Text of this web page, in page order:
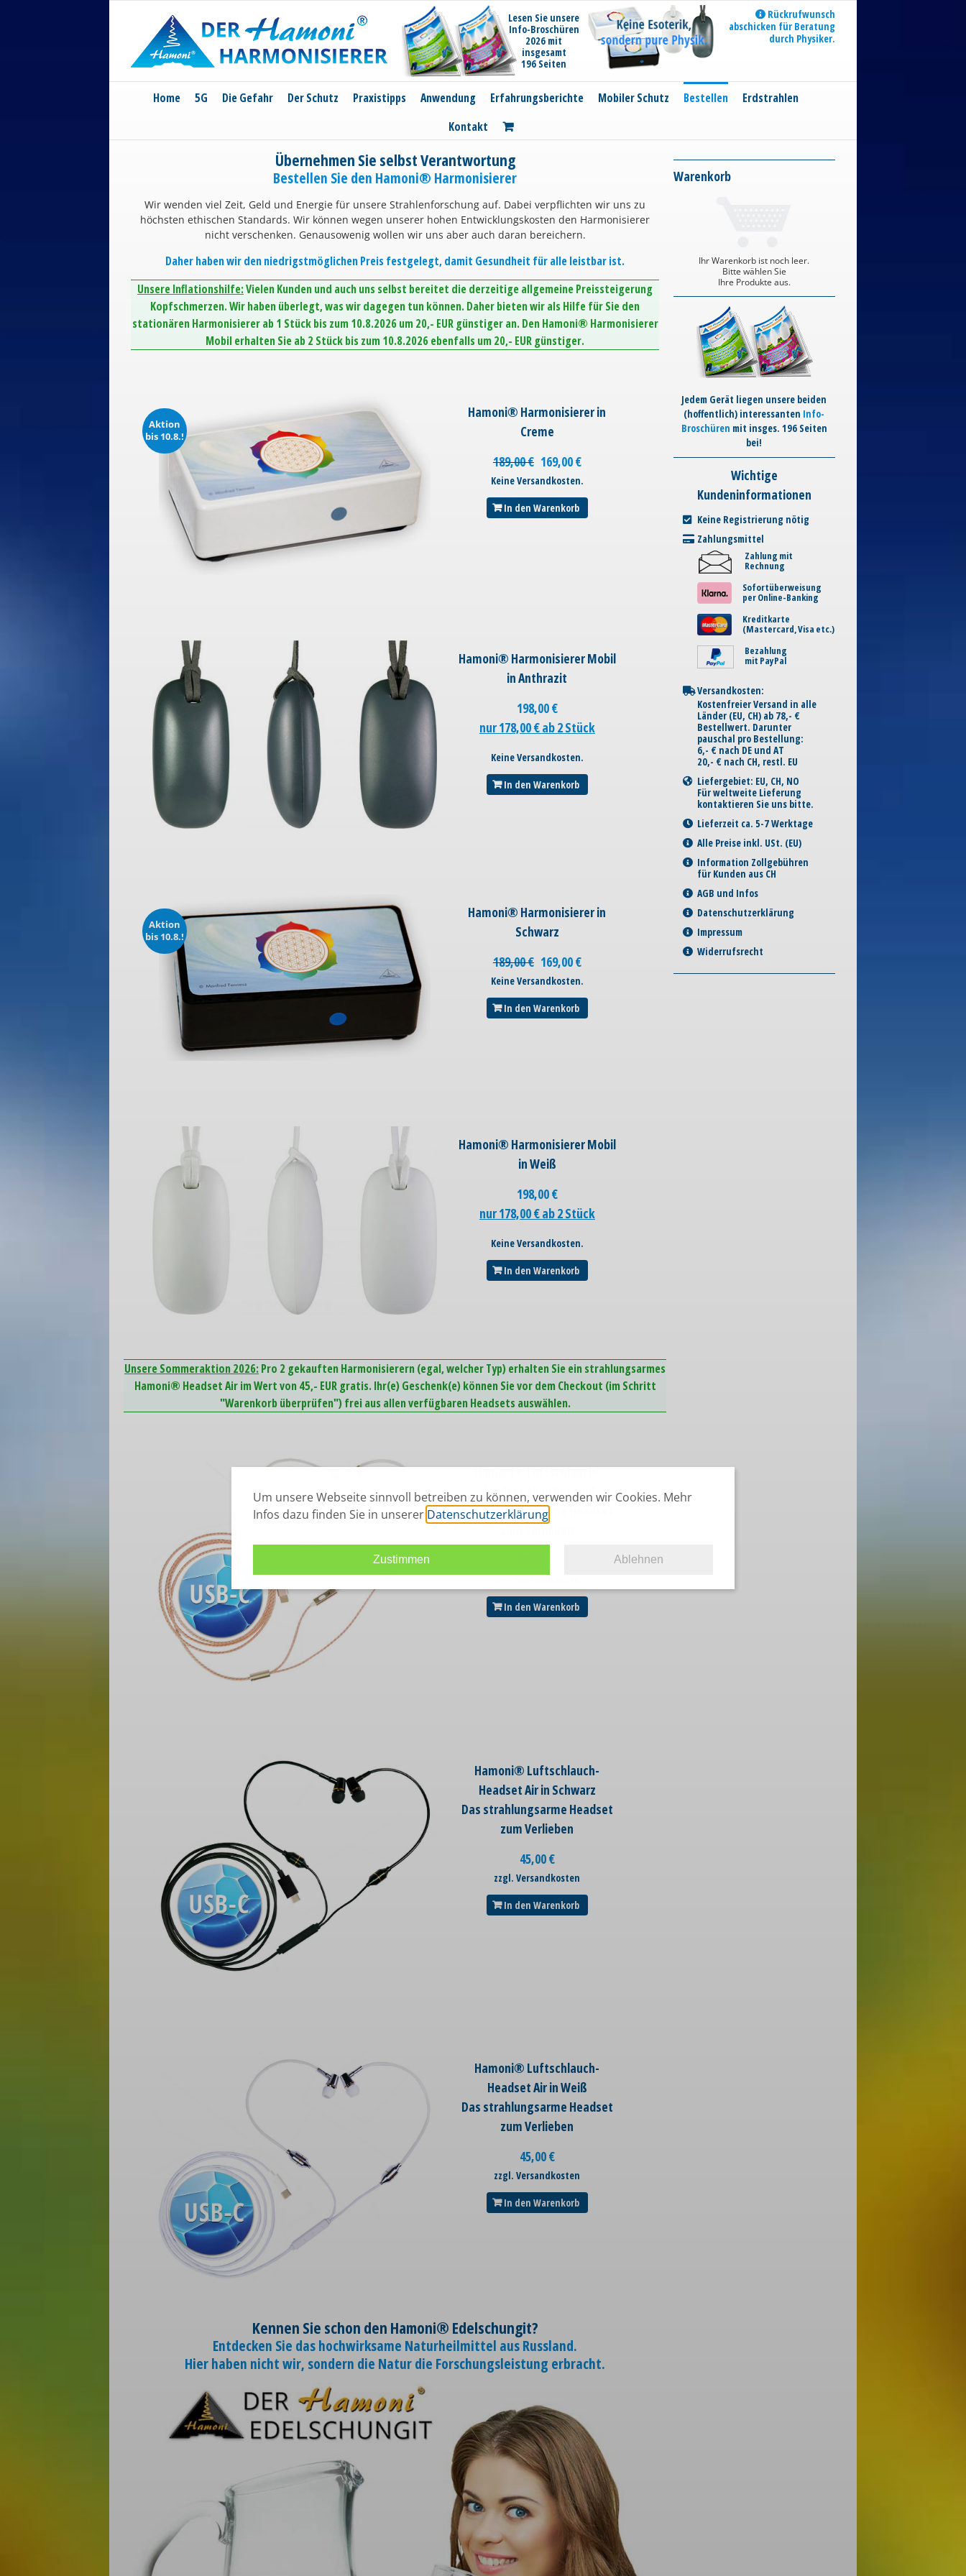
Lesen Sie unsere
Info-Broschüren
2026 mit
insgesamt
196 Seiten
Rückrufwunsch
abschicken für Beratung
durch Physiker.
Home 5G Die Gefahr Der Schutz Praxistipps Anwendung Erfahrungsberichte Mobiler Schutz Bestellen
Erdstrahlen
Kontakt
Übernehmen Sie selbst Verantwortung
Bestellen Sie den Hamoni® Harmonisierer
Wir wenden viel Zeit, Geld und Energie für unsere Strahlenforschung auf. Dabei verpflichten wir uns zu
höchsten ethischen Standards. Wir können wegen unserer hohen Entwicklungskosten den Harmonisierer
nicht verschenken. Genausowenig wollen wir uns aber auch daran bereichern.
Daher haben wir den niedrigstmöglichen Preis festgelegt, damit Gesundheit für alle leistbar ist.
Unsere Inflationshilfe:Vielen Kunden und auch uns selbst bereitet die derzeitige allgemeine Preissteigerung
Kopfschmerzen. Wir haben überlegt, was wir dagegen tun können. Daher bieten wir als Hilfe für Sie den
stationären Harmonisierer ab 1 Stück bis zum 10.8.2026 um 20,- EUR günstiger an. Den Hamoni® Harmonisierer
Mobil erhalten Sie ab 2 Stück bis zum 10.8.2026 ebenfalls um 20,- EUR günstiger.
Aktion
bis 10.8.!
Hamoni® Harmonisierer in
Creme
189,00€ 169,00€
Keine Versandkosten.
In den Warenkorb
Hamoni® Harmonisierer Mobil
in Anthrazit
198,00€
nur 178,00 € ab 2 Stück
Keine Versandkosten.
In den Warenkorb
Aktion
bis 10.8.!
Hamoni® Harmonisierer in
Schwarz
189,00€ 169,00€
Keine Versandkosten.
In den Warenkorb
Hamoni® Harmonisierer Mobil
in Weiß
198,00€
nur 178,00 € ab 2 Stück
Keine Versandkosten.
In den Warenkorb
Unsere Sommeraktion 2026: Pro 2 gekauften Harmonisierern (egal, welcher Typ) erhalten Sie ein strahlungsarmes
Hamoni® Headset Air im Wert von 45,- EUR gratis. Ihr(e) Geschenk(e) können Sie vor dem Checkout (im Schritt
"Warenkorb überprüfen") frei aus allen verfügbaren Headsets auswählen.
Hamoni® Luftschlauch-
Headset Air in Rotgold
Das strahlungsarme Headset
In den Warenkorb
Hamoni® Luftschlauch-
Headset Air in Schwarz
Das strahlungsarme Headset
zum Verlieben
45,00€
zzgl. Versandkosten
In den Warenkorb
Hamoni® Luftschlauch-
Headset Air in Weiß
Das strahlungsarme Headset
zum Verlieben
45,00€
zzgl. Versandkosten
In den Warenkorb
Kennen Sie schon den Hamoni® Edelschungit?
Entdecken Sie das hochwirksame Naturheilmittel aus Russland.
Hier haben nicht wir, sondern die Natur die Forschungsleistung erbracht.
Warenkorb
Ihr Warenkorb ist noch leer.
Bitte wählen Sie
Ihre Produkte aus.
Jedem Gerät liegen unsere beiden
(hoffentlich) interessanten Info-
Broschüren mit insges. 196 Seiten
bei!
Wichtige
Kundeninformationen
Keine Registrierung nötig
Zahlungsmittel
Zahlung mit
Rechnung
Sofortüberweisung
per Online-Banking
Kreditkarte
(Mastercard, Visa etc.)
Bezahlung
mit PayPal
Versandkosten:
Kostenfreier Versand in alle
Länder (EU, CH) ab 78,- €
Bestellwert. Darunter
pauschal pro Bestellung:
6,- € nach DE und AT
20,- € nach CH, restl. EU
Liefergebiet: EU, CH, NO
Für weltweite Lieferung
kontaktieren Sie uns bitte.
Lieferzeit ca. 5-7 Werktage
Alle Preise inkl. USt. (EU)
Information Zollgebühren
für Kunden aus CH
AGB und Infos
Datenschutzerklärung
Impressum
Widerrufsrecht
Um unsere Webseite sinnvoll betreiben zu können, verwenden wir Cookies. Mehr
Infos dazu finden Sie in unserer Datenschutzerklärung
Zustimmen Ablehnen